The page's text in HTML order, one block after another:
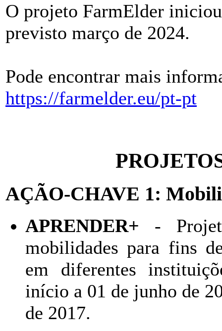
O projeto FarmElder
previsto março de 2024.
Pode encontrar mais
https://farmelder.eu/pt-pt
AÇÃO-CHAVE 1:
APRENDER+ -
mobilidades para fins
em diferentes
início a 01 de junho de
de 2017.